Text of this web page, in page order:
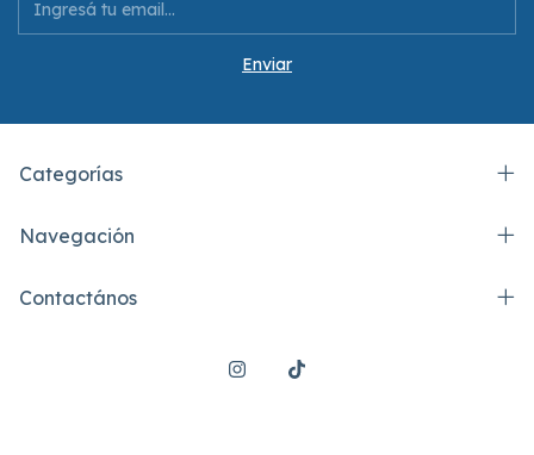
Categorías
Navegación
Contactános